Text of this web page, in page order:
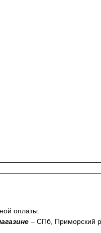
оплаты.
– СПб, Приморский